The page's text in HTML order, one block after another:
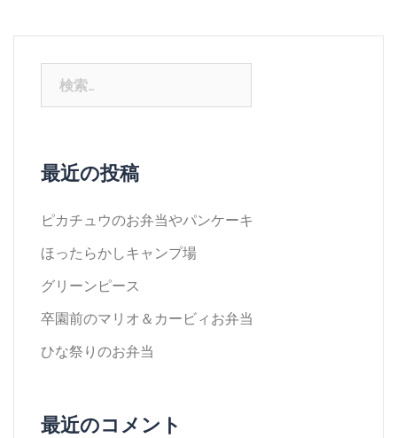
最近の投稿
ピカチュウのお弁当やパンケーキ
ほったらかしキャンプ場
グリーンピース
卒園前のマリオ＆カービィお弁当
ひな祭りのお弁当
最近のコメント